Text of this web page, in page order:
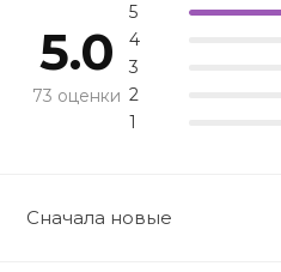
5.0
73 оценки
5
4
3
2
1
Сначала новые